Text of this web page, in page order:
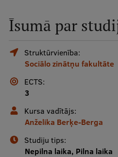
galvenā
izvēlne
Studiju iespējas
Pamatstudiju programmas
Maģistra studiju
Rezidentūra
Uzņemšana
Īsumā par
Struktūrvienība:
Sociālo zinātņu fakultāte
ECTS:
3
Kursa vadītājs:
Anželika Berķe-Berga
Studiju tips:
Nepilna laika, Pilna laika